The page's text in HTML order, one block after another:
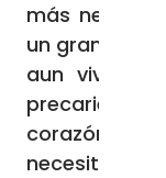
más
un gran signo
aun
precariedad,
corazón
necesitados”.